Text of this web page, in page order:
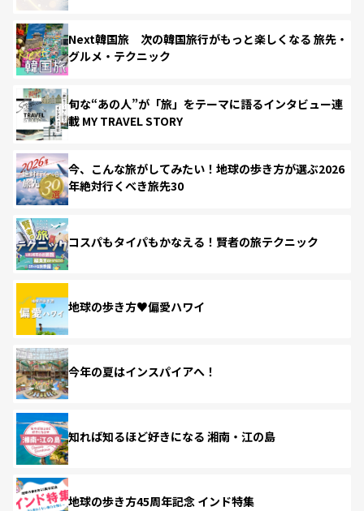
Next韓国旅 次の韓国旅行がもっと楽しくなる 旅先・
グルメ・テクニック
旬な“あの人”が「旅」をテーマに語るインタビュー連
載 MY TRAVEL STORY
今、こんな旅がしてみたい！地球の歩き方が選ぶ2026
年絶対行くべき旅先30
コスパもタイパもかなえる！賢者の旅テクニック
地球の歩き方♥偏愛ハワイ
今年の夏はインスパイアへ！
知れば知るほど好きになる 湘南・江の島
地球の歩き方45周年記念 インド特集